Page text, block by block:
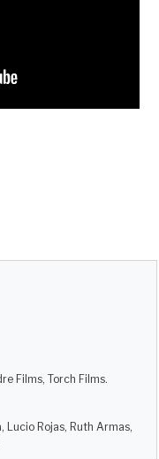
Films, Torch Films.
Lucio Rojas, Ruth Armas,